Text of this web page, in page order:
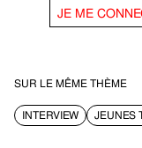
JE ME
SUR LE MÊME THÈME
INTERVIEW JEUNES